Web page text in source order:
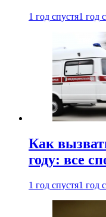
1 год спустя1 год
Как
году: все
1 год спустя1 год